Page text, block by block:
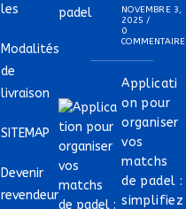
les
Modalités
de
livraison
SITEMAP
Devenir
revendeur
NOVEMBRE 3,
2025 /
0
COMMENTAIRE
Applicati
on pour
organiser
vos
matchs
de padel :
simplifiez